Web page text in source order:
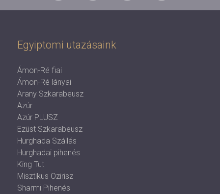
Egyiptomi utazásaink
Ámon-Ré fiai
Ámon-Ré lányai
Arany Szkarabeusz
Azúr
Azúr PLUSZ
Ezüst Szkarabeusz
Hurghada Szállás
Hurghadai pihenés
King Tut
Misztikus Ozirisz
Sharmi Pihenés